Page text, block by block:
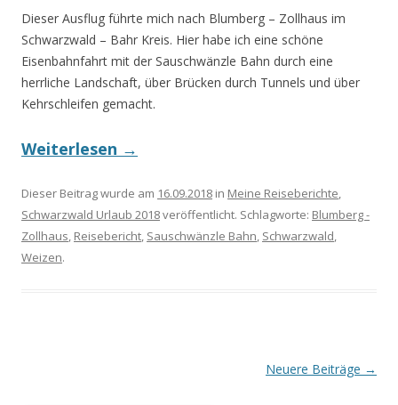
Dieser Ausflug führte mich nach Blumberg – Zollhaus im
Schwarzwald – Bahr Kreis. Hier habe ich eine schöne
Eisenbahnfahrt mit der Sauschwänzle Bahn durch eine
herrliche Landschaft, über Brücken durch Tunnels und über
Kehrschleifen gemacht.
Weiterlesen →
Dieser Beitrag wurde am 16.09.2018 in Meine Reiseberichte,
Schwarzwald Urlaub 2018veröffentlicht. Schlagworte: Blumberg -
Zollhaus, Reisebericht, Sauschwänzle Bahn, Schwarzwald,
Weizen.
Neuere Beiträge →